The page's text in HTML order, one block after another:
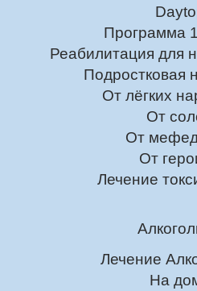
Программа
Реабилитация для
Подростковая
От лёгких
От
От
От
Лечение
Лечение
На